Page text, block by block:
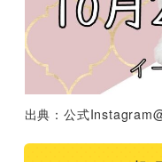
出典：公式